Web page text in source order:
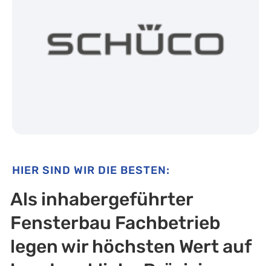
HIER SIND WIR DIE BESTEN:
Als inhabergeführter
Fensterbau Fachbetrieb
legen wir höchsten Wert auf